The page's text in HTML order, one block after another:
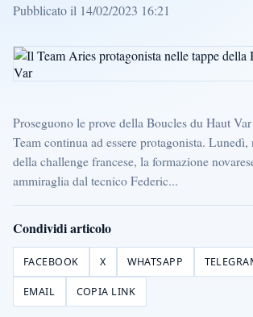
Pubblicato il 14/02/2023 16:21
Proseguono le prove della Boucles du Haut
Team continua ad essere protagonista. Lunedì,
della challenge francese, la formazione
ammiraglia dal tecnico Federic...
Condividi articolo
FACEBOOK X WHATSAPP
EMAIL COPIA LINK